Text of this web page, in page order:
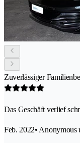
Zuverlässiger
Das Geschäft verlief
Feb. 2022• Anonymous